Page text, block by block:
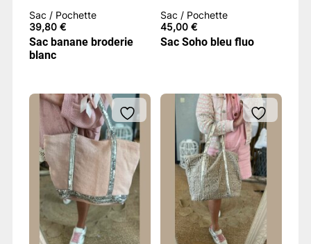
Sac / Pochette
39,80 €
Sac banane broderie
blanc
Sac / Pochette
45,00€
Sac Soho bleu fluo